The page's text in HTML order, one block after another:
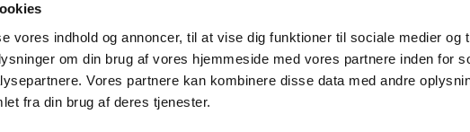
vores indhold og annoncer, til at vise dig funktioner til sociale medier og
om din brug af vores hjemmeside med vores partnere inden for
Vores partnere kan kombinere disse data med andre
fra din brug af deres tjenester.